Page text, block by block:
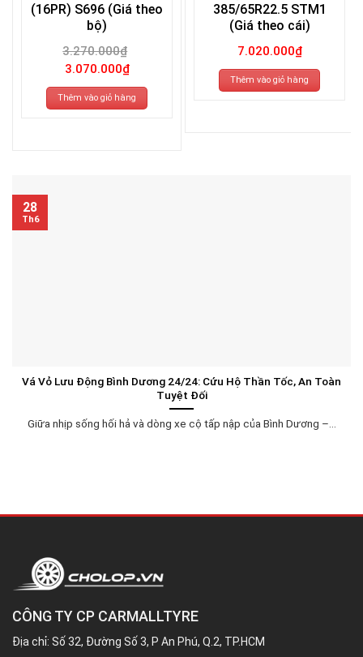
(16PR) S696 (Giá theo
bộ)
3.270.000₫
Giá
gốc
là:
3.270.000₫.
3.070.000₫Giá
hiện
tại
là:
3.070.000₫.
Thêm vào giỏ hàng
385/65R22.5 STM1
(Giá theo cái)
7.020.000₫
Thêm vào giỏ hàng
Vá Vỏ Lưu Động Bình Dương 24/24: Cứu Hộ Thần Tốc, An Toàn
Tuyệt Đối
Giữa nhịp sống hối hả và dòng xe cộ tấp nập của Bình Dương –...
28
Th6
CÔNG TY CP CARMALLTYRE
Địa chỉ: Số 32, Đường Số 3, P An Phú, Q.2, TP.HCM